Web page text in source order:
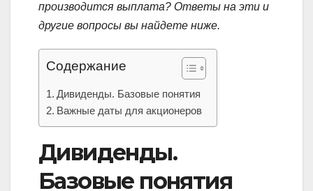
производится выплата? Ответы на эти и
другие вопросы вы найдете ниже.
Содержание
Дивиденды. Базовые понятия
Важные даты для акционеров
Дивиденды.
Базовые понятия